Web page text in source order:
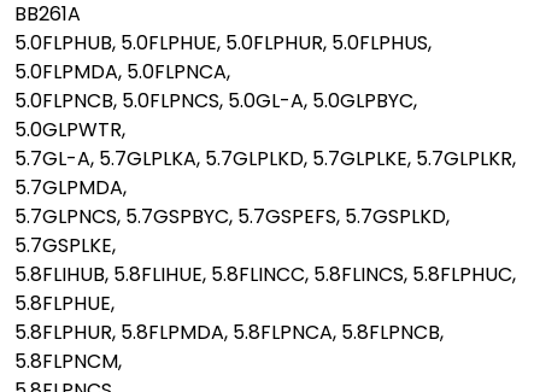
BB261A
5.0FLPHUB, 5.0FLPHUE, 5.0FLPHUR, 5.0FLPHUS,
5.0FLPMDA, 5.0FLPNCA,
5.0FLPNCB, 5.0FLPNCS, 5.0GL-A, 5.0GLPBYC,
5.0GLPWTR,
5.7GL-A, 5.7GLPLKA, 5.7GLPLKD, 5.7GLPLKE, 5.7GLPLKR,
5.7GLPMDA,
5.7GLPNCS, 5.7GSPBYC, 5.7GSPEFS, 5.7GSPLKD,
5.7GSPLKE,
5.8FLIHUB, 5.8FLIHUE, 5.8FLINCC, 5.8FLINCS, 5.8FLPHUC,
5.8FLPHUE,
5.8FLPHUR, 5.8FLPMDA, 5.8FLPNCA, 5.8FLPNCB,
5.8FLPNCM,